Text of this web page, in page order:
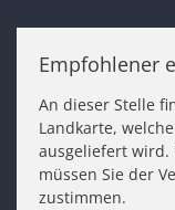
Empfohlener
An dieser Stelle
Landkarte,
ausgeliefert wird.
müssen Sie der
zustimmen.